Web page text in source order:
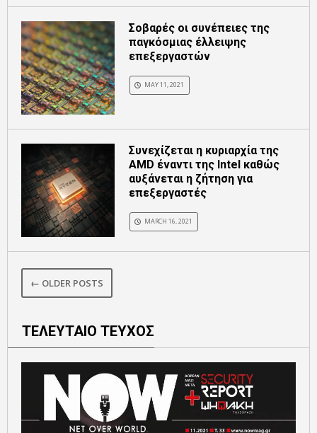
Σοβαρές οι συνέπειες της
παγκόσμιας έλλειψης
επεξεργαστών
MAY 11, 2021
Συνεχίζεται η κυριαρχία της
AMD έναντι της Intel καθώς
αυξάνεται η ζήτηση για
επεξεργαστές
MARCH 16, 2021
← OLDER POSTS
ΤΕΛΕΥΤΑΙΟ ΤΕΥΧΟΣ